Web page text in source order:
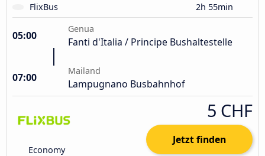
FlixBus
2h 55min
05:00
Genua
Fanti d'Italia / Principe Bushaltestelle
07:00
Mailand
Lampugnano Busbahnhof
Economy
5 CHF
Jetzt finden